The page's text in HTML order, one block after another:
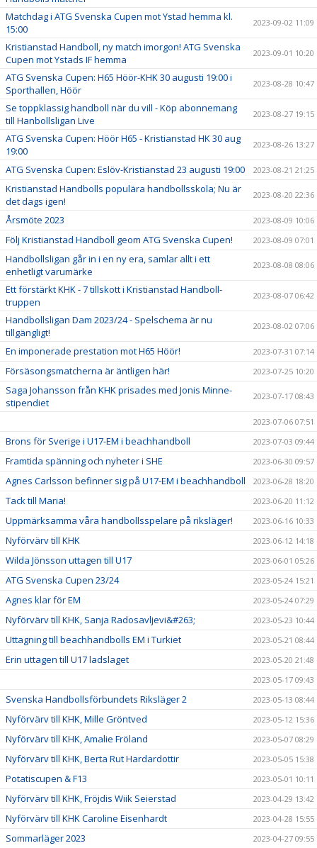
Matchdag i ATG Svenska Cupen mot Ystad hemma kl.
15:00
2023-09-02 11:09
Kristianstad Handboll, ny match imorgon! ATG Svenska
Cupen mot Ystads IF hemma
2023-09-01 10:20
ATG Svenska Cupen: H65 Höör-KHK 30 augusti 19:00 i
Sporthallen, Höör
2023-08-28 10:47
Se toppklassig handboll när du vill - Köp abonnemang
till Hanbollsligan Live
2023-08-27 19:15
ATG Svenska Cupen: Höör H65 - Kristianstad HK 30 aug
19:00
2023-08-26 13:27
ATG Svenska Cupen: Eslöv-Kristianstad 23 augusti 19:00 2023-08-21 21:25
Kristianstad Handbolls populära handbollsskola; Nu är
det dags igen!
2023-08-20 22:36
Årsmöte 2023 2023-08-09 10:06
Följ Kristianstad Handboll geom ATG Svenska Cupen! 2023-08-09 07:01
Handbollsligan går in i en ny era, samlar allt i ett
enhetligt varumärke
2023-08-08 08:06
Ett förstärkt KHK - 7 tillskott i Kristianstad Handboll-
truppen
2023-08-07 06:42
Handbollsligan Dam 2023/24 - Spelschema är nu
tillgängligt!
2023-08-02 07:06
En imponerade prestation mot H65 Höör! 2023-07-31 07:14
Försäsongsmatcherna är äntligen här! 2023-07-25 10:20
Saga Johansson från KHK prisades med Jonis Minne-
stipendiet
2023-07-17 08:43
2023-07-06 07:51
Brons för Sverige i U17-EM i beachhandboll 2023-07-03 09:44
Framtida spänning och nyheter i SHE 2023-06-30 09:57
Agnes Carlsson befinner sig på U17-EM i beachhandboll 2023-06-28 18:20
Tack till Maria! 2023-06-20 11:12
Uppmärksamma våra handbollsspelare på riksläger! 2023-06-16 10:33
Nyförvärv till KHK 2023-06-12 14:18
Wilda Jönsson uttagen till U17 2023-06-01 05:26
ATG Svenska Cupen 23/24 2023-05-24 15:21
Agnes klar för EM 2023-05-24 07:29
Nyförvärv till KHK, Sanja Radosavljevi&#263; 2023-05-23 10:44
Uttagning till beachhandbolls EM i Turkiet 2023-05-21 08:44
Erin uttagen till U17 ladslaget
2023-05-20 21:48
2023-05-17 09:43
Svenska Handbollsförbundets Riksläger 2 2023-05-13 08:44
Nyförvärv till KHK, Mille Gröntved 2023-05-12 15:36
Nyförvärv till KHK, Amalie Fröland 2023-05-07 08:29
Nyförvärv till KHK, Berta Rut Hardardottir 2023-05-05 15:38
Potatiscupen & F13 2023-05-01 10:11
Nyförvärv till KHK, Fröjdis Wiik Seierstad 2023-04-29 13:42
Nyförvärv till KHK Caroline Eisenhardt 2023-04-28 15:55
Sommarläger 2023
2023-04-27 09:55